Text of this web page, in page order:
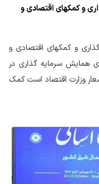
و کمکهای اقتصادی و
و کمکهای اقتصادی و
همایش سرمایه گذاری در
وزارت اقتصاد است کمک